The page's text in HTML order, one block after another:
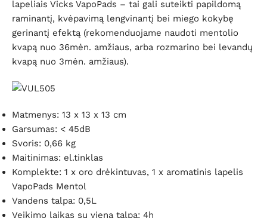
lapeliais Vicks VapoPads – tai gali suteikti papildomą
raminantį, kvėpavimą lengvinantį bei miego kokybę
gerinantį efektą (rekomenduojame naudoti mentolio
kvapą nuo 36mėn. amžiaus, arba rozmarino bei levandų
kvapą nuo 3mėn. amžiaus).
Matmenys: 13 x 13 x 13 cm
Garsumas: < 45dB
Svoris: 0,66 kg
Maitinimas: el.tinklas
Komplekte: 1 x oro drėkintuvas, 1 x aromatinis lapelis
VapoPads Mentol
Vandens talpa: 0,5L
Veikimo laikas su viena talpa: 4h